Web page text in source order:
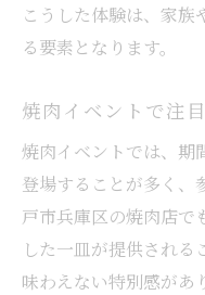
こうした体験は、家族
る要素となります。
焼肉イベントで注
焼肉イベントでは、期
登場することが多く、
戸市兵庫区の焼肉店で
した一皿が提供され
味わえない特別感があ